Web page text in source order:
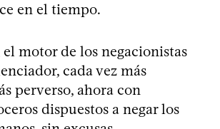
en el tiempo.
motor de los negacionistas
cada vez más
perverso, ahora con
dispuestos a negar los